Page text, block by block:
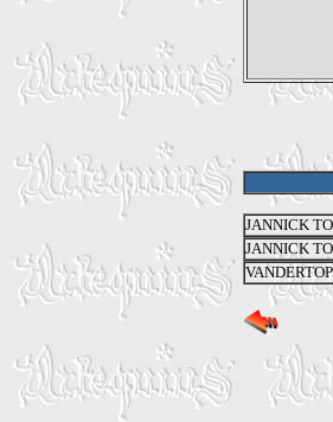
JANNICK
JANNICK
VANDERTOP